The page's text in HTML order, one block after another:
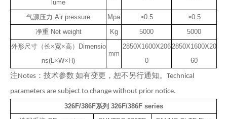
lume
气源压力 Air pressure Mpa ≥0.5
≥0.5
净重 Net weight
Kg 5000
5000
外形尺寸（长×宽×高）Dimensio
ns(L×W×H)
mm
2850X1600X206
0
2850X1600X20
60
注Notes：技术参数 如有变更，恕不另行通知。Technical
parameters are subject to change without prior notice.
326F/386F系列 326F/386F series